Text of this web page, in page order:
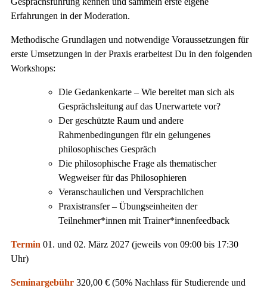
Erfahrungen in der Moderation.
Methodische Grundlagen und notwendige Voraussetzungen für
erste Umsetzungen in der Praxis erarbeitest Du in den folgenden
Workshops:
Die Gedankenkarte – Wie bereitet man sich als
Gesprächsleitung auf das Unerwartete vor?
Der geschützte Raum und andere
Rahmenbedingungen für ein gelungenes
philosophisches Gespräch
Die philosophische Frage als thematischer
Wegweiser für das Philosophieren
Veranschaulichen und Versprachlichen
Praxistransfer – Übungseinheiten der
Teilnehmer*innen mit Trainer*innenfeedback
Termin 01. und 02. März 2027 (jeweils von 09:00 bis 17:30
Uhr)
Seminargebühr 320,00 € (50% Nachlass für Studierende und